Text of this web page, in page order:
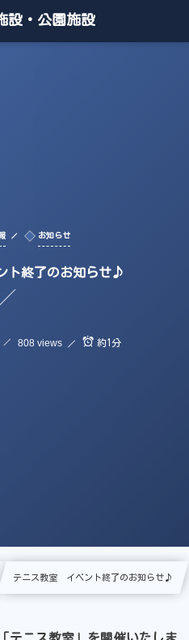
設・公園施設
お知らせ
ト終了のお知らせ♪
808 views 約1分
テニス教室 イベント終了のお知らせ♪